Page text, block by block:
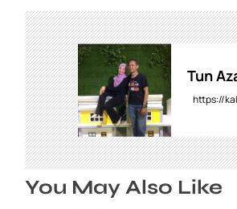
k
a
v
i
g
a
t
i
o
n
Tun
https://
You May Also Like